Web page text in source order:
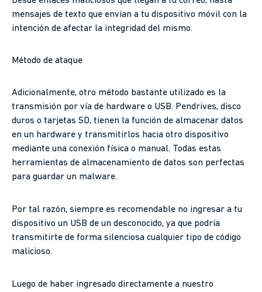
mensajes de texto que envían a tu dispositivo móvil con la
intención de afectar la integridad del mismo.
Método de ataque
Adicionalmente, otro método bastante utilizado es la
transmisión por vía de hardware o USB. Pendrives, disco
duros o tarjetas SD, tienen la función de almacenar datos
en un hardware y transmitirlos hacia otro dispositivo
mediante una conexión física o manual. Todas estas
herramientas de almacenamiento de datos son perfectas
para guardar un malware.
Por tal razón, siempre es recomendable no ingresar a tu
dispositivo un USB de un desconocido, ya que podría
transmitirte de forma silenciosa cualquier tipo de código
malicioso.
Luego de haber ingresado directamente a nuestro